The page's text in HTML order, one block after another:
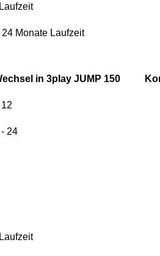
Monate Laufzeit
in 3play JUMP 150
24